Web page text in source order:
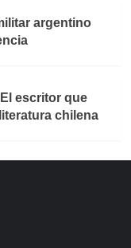
argentino
escritor que
chilena